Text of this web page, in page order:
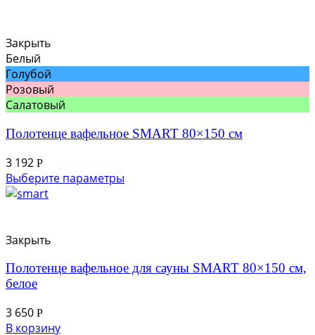
Закрыть
Белый
Голубой
Розовый
Салатовый
Полотенце вафельное SMART 80×150 см
3 192 Р
Выберите параметры
Закрыть
Полотенце вафельное для сауны SMART 80×150 см,
белое
3 650 Р
В корзину